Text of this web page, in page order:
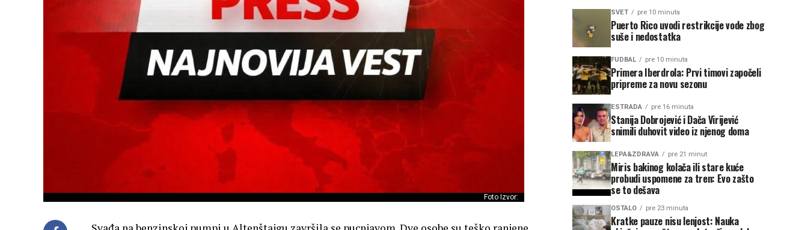
Foto Izvor:
SVET pre 10 minuta
Puerto Rico uvodi restrikcije vode zbog
suše i nedostatka
FUDBAL pre 10 minuta
Primera Iberdrola: Prvi timovi započeli
pripreme za novu sezonu
ESTRADA pre 16 minuta
Stanija Dobrojević i Dača Virijević
snimili duhovit video iz njenog doma
LEPA&ZDRAVA pre 21 minut
Miris bakinog kolača ili stare kuće
probudi uspomene za tren: Evo zašto
se to dešava
OSTALO pre 23 minuta
Kratke pauze nisu lenjost: Nauka